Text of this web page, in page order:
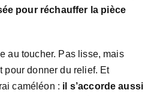
pour réchauffer la pièce
au toucher. Pas lisse, mais
pour donner du relief. Et
caméléon : il s’accorde aussi